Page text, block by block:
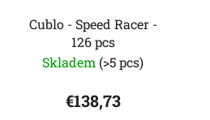
Cublo - Speed Racer -
126 pcs
Skladem (>5 pcs)
€138,73